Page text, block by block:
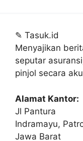
✎ Tasuk.id
Menyajikan
seputar
pinjol secara
Alamat Kantor:
Jl Pantura
Indramayu,
Jawa Barat